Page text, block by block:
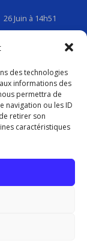
des technologies
informations des
permettra de
navigation ou les ID
retirer son
caractéristiques
26 Juin à 14h51